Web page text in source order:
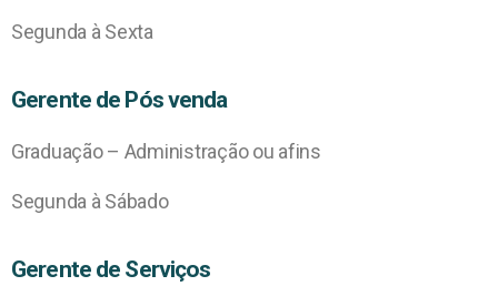
Segunda à Sexta
Gerente de Pós venda
Graduação – Administração ou afins
Segunda à Sábado
Gerente de Serviços